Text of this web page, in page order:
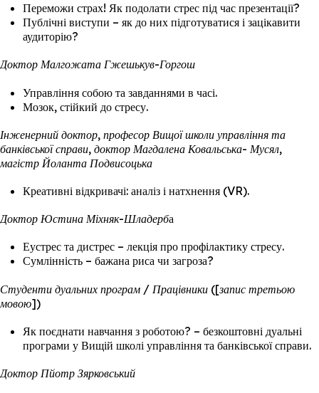
Переможи страх! Як подолати стрес під час презентації?
Публічні виступи – як до них підготуватися і зацікавити
аудиторію?
Доктор Малгожата Гжешькув-Горгош
Управління собою та завданнями в часі.
Мозок, стійкий до стресу.
Інженерний доктор, професор Вищої школи управління та
банківської справи, доктор Магдалена Ковальська- Мусял,
магістр Йоланта Подвисоцька
Креативні відкривачі: аналіз і натхнення (VR).
Доктор Юстина Міхняк-Шладерба
Еустрес та дистрес – лекція про профілактику стресу.
Сумлінність – бажана риса чи загроза?
Студенти дуальних програм / Працівники ([запис третьою
мовою])
Як поєднати навчання з роботою? – безкоштовні дуальні
програми у Вищій школі управління та банківської справи.
Доктор Пйотр Зярковський